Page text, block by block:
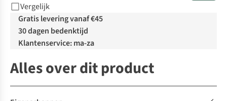
Vergelijk
Gratis levering vanaf €45
30 dagen bedenktijd
Klantenservice: ma-za
Alles over dit product